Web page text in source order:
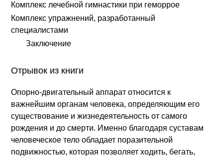
Комплекс лечебной гимнастики при геморрое
Комплекс упражнений, разработанный
специалистами
Заключение
Отрывок из книги
Опорно-двигательный аппарат относится к
важнейшим органам человека, определяющим его
существование и жизнедеятельность от самого
рождения и до смерти. Именно благодаря суставам
человеческое тело обладает поразительной
подвижностью, которая позволяет ходить, бегать,